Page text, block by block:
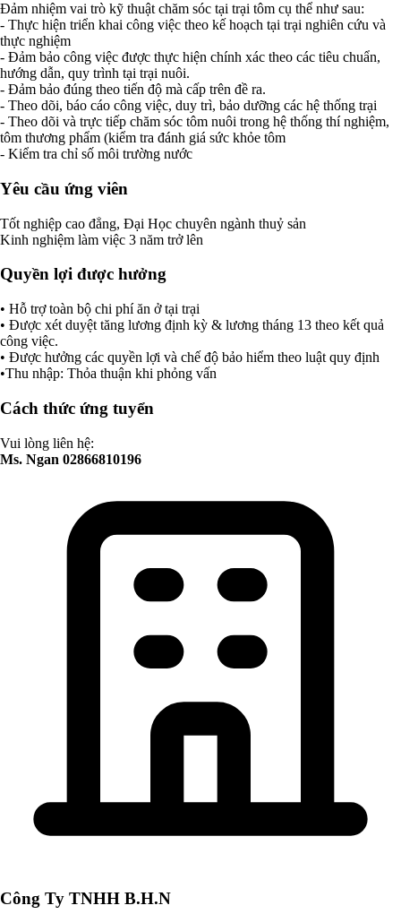
Đảm nhiệm vai trò kỹ thuật chăm sóc tại trại tôm cụ thể như sau:
- Thực hiện triển khai công việc theo kế hoạch tại trại nghiên cứu và
thực nghiệm
- Đảm bảo công việc được thực hiện chính xác theo các tiêu chuẩn,
hướng dẫn, quy trình tại trại nuôi.
- Đảm bảo đúng theo tiến độ mà cấp trên đề ra.
- Theo dõi, báo cáo công việc, duy trì, bảo dưỡng các hệ thống trại
- Theo dõi và trực tiếp chăm sóc tôm nuôi trong hệ thống thí nghiệm,
tôm thương phẩm (kiểm tra đánh giá sức khỏe tôm
- Kiểm tra chỉ số môi trường nước
Yêu cầu ứng viên
Tốt nghiệp cao đẳng, Đại Học chuyên ngành thuỷ sản
Kinh nghiệm làm việc 3 năm trở lên
Quyền lợi được hưởng
• Hỗ trợ toàn bộ chi phí ăn ở tại trại
• Được xét duyệt tăng lương định kỳ & lương tháng 13 theo kết quả
công việc.
• Được hưởng các quyền lợi và chế độ bảo hiểm theo luật quy định
•Thu nhập: Thỏa thuận khi phỏng vấn
Cách thức ứng tuyển
Vui lòng liên hệ:
Ms. Ngan 02866810196
Công Ty TNHH B.H.N